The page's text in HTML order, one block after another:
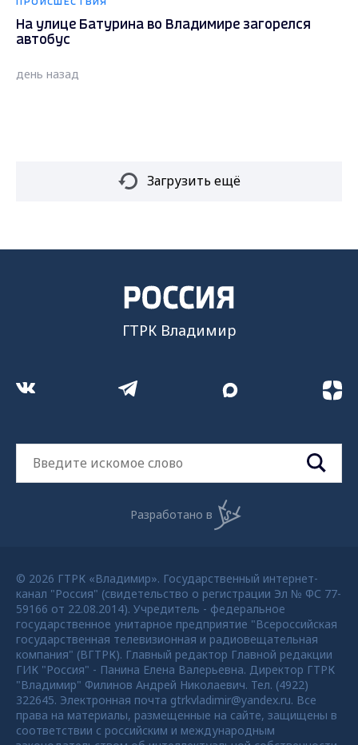
ПРОИСШЕСТВИЯ
На улице Батурина во Владимире загорелся
автобус
день назад
Загрузить ещё
ГТРК Владимир
Разработано в
© 2026 ГТРК «Владимир». Государственный интернет-
канал "Россия" (свидетельство о регистрации Эл № ФС 77-
59166 от 22.08.2014). Учредитель - федеральное
государственное унитарное предприятие "Всероссийская
государственная телевизионная и радиовещательная
компания" (ВГТРК). Главный редактор Главной редакции
ГИК "Россия" - Панина Елена Валерьевна. Директор ГТРК
"Владимир" Филинов Андрей Николаевич. Тел. (4922)
322645. Электронная почта gtrkvladimir@yandex.ru. Все
права на материалы, размещенные на сайте, защищены в
соответствии с российским и международным